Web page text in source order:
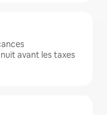
avant les taxes